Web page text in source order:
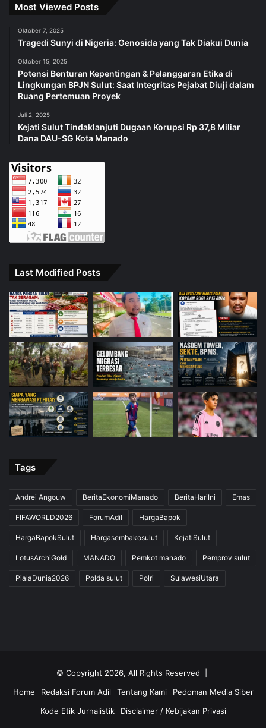
Most Viewed Posts
Oktober 7, 2025
Tragedi Sunyi di Nigeria: Genosida yang Tak Diakui Dunia
Oktober 15, 2025
Potensi Benturan Kepentingan & Pelanggaran Etika di
Lingkungan BPJN Sulut: Saat Integritas Pejabat Diuji dalam
Ruang Pertemuan Proyek
Juli 2, 2025
Kejati Sulut Tindaklanjuti Dugaan Korupsi Rp 37,8 Miliar
Dana DAU-SG Kota Manado
Last Modified Posts
Tags
Andrei Angouw BeritaEkonomiManado BeritaHariIni Emas
FIFAWORLD2026 ForumAdil HargaBapok
HargaBapokSulut Hargasembakosulut KejatiSulut
LotusArchiGold MANADO Pemkot manado Pemprov sulut
PialaDunia2026 Polda sulut Polri SulawesiUtara
© Copyright 2026, All Rights Reserved |
Home
Redaksi Forum Adil Tentang Kami
Pedoman Media Siber
Kode Etik Jurnalistik
Disclaimer / Kebijakan Privasi